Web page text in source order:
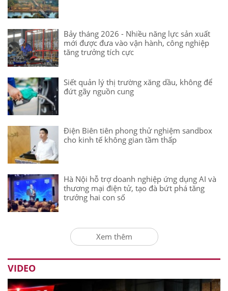
Bảy tháng 2026 - Nhiều năng lực sản xuất
mới được đưa vào vận hành, công nghiệp
tăng trưởng tích cực
Siết quản lý thị trường xăng dầu, không để
đứt gãy nguồn cung
Điện Biên tiên phong thử nghiệm sandbox
cho kinh tế không gian tầm thấp
Hà Nội hỗ trợ doanh nghiệp ứng dụng AI và
thương mại điện tử, tạo đà bứt phá tăng
trưởng hai con số
Xem thêm
VIDEO